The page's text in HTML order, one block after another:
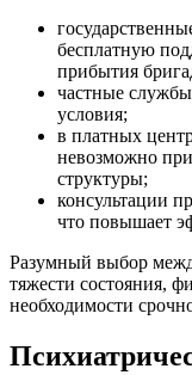
бесплатную
прибытия
частные
условия;
в платных
невозможно
структуры;
консультации
что повышает
Разумный выбор
тяжести состояния,
необходимости